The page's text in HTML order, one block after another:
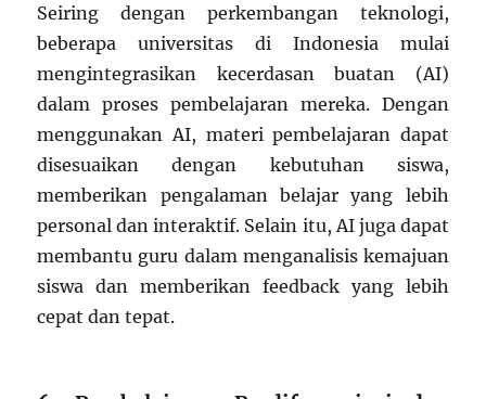
Seiring dengan perkembangan teknologi,
beberapa universitas di Indonesia mulai
mengintegrasikan kecerdasan buatan (AI)
dalam proses pembelajaran mereka. Dengan
menggunakan AI, materi pembelajaran dapat
disesuaikan dengan kebutuhan siswa,
memberikan pengalaman belajar yang lebih
personal dan interaktif. Selain itu, AI juga dapat
membantu guru dalam menganalisis kemajuan
siswa dan memberikan feedback yang lebih
cepat dan tepat.